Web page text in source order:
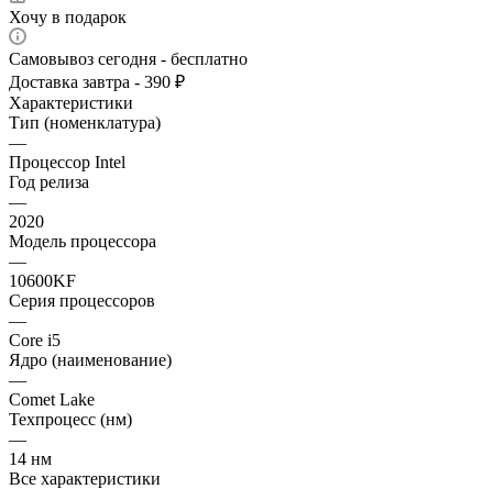
Хочу в подарок
Самовывоз сегодня - бесплатно
Доставка завтра - 390 ₽
Характеристики
Тип (номенклатура)
—
Процессор Intel
Год релиза
—
2020
Модель процессора
—
10600KF
Серия процессоров
—
Core i5
Ядро (наименование)
—
Comet Lake
Техпроцесс (нм)
—
14 нм
Все характеристики